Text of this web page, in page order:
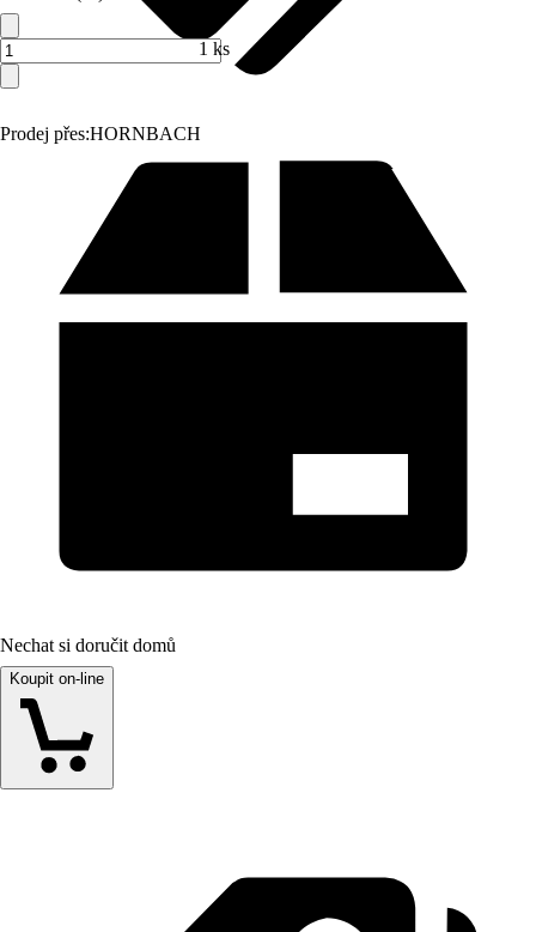
Prodej přes:HORNBACH
1 ks
Nechat si doručit domů
Koupit on-line